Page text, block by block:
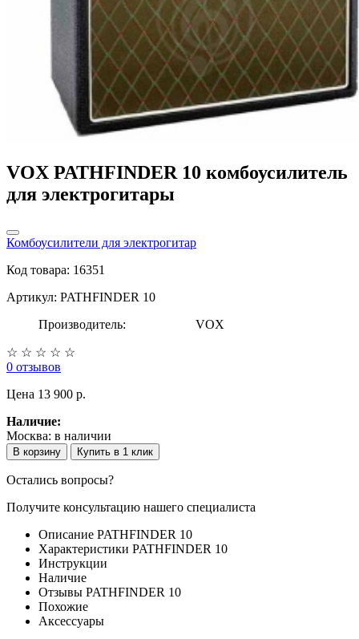
VOX PATHFINDER 10 комбоусилитель
для электрогитары
Комбоусилители для электрогитар
Код товара: 16351
Артикул: PATHFINDER 10
Производитель:
VOX
☆ ☆ ☆ ☆ ☆
0 отзывов
Цена 13 900 p.
Наличие:
Москва: в наличии
В корзину Купить в 1 клик
Остались вопросы?
Получите консультацию нашего специалиста
Описание PATHFINDER 10
Характеристики PATHFINDER 10
Инструкции
Наличие
Отзывы PATHFINDER 10
Похожие
Аксессуары